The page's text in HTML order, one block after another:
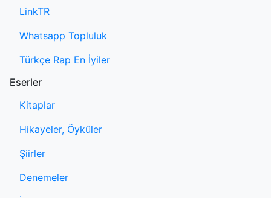
LinkTR
Whatsapp Topluluk
Türkçe Rap En İyiler
Eserler
Kitaplar
Hikayeler, Öyküler
Şiirler
Denemeler